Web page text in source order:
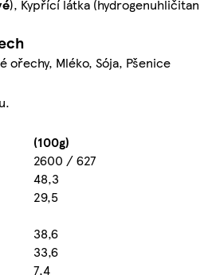
), Kypřící látka (hydrogenuhličitan
ořechy, Mléko, Sója, Pšenice
(100g)
2600 / 627
48,3
29,5
38,6
33,6
7,4